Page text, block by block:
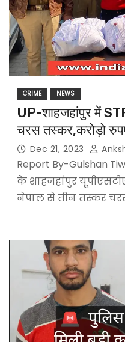
CRIME NEWS
UP-शाहजहांपुर में
चरस तस्कर,करोड़ो
Dec 21, 2023
Report By-Gulshan
के शाहजहांपुर
नेपाल से तीन तस्कर